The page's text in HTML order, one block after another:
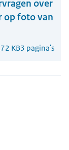
over
op foto van
KB3 pagina's